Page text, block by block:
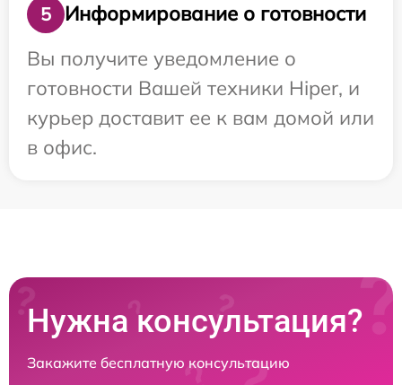
5
Информирование о готовности
Вы получите уведомление о
готовности Вашей техники Hiper, и
курьер доставит ее к вам домой или
в офис.
Нужна консультация?
Закажите бесплатную консультацию